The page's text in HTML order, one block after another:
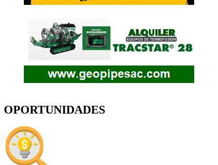
OPORTUNIDADES